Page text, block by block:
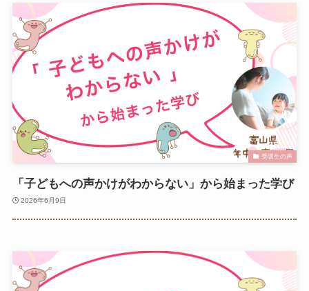
受講生の声
「子どもへの声かけがわからない」から始まった学び
2026年6月9日